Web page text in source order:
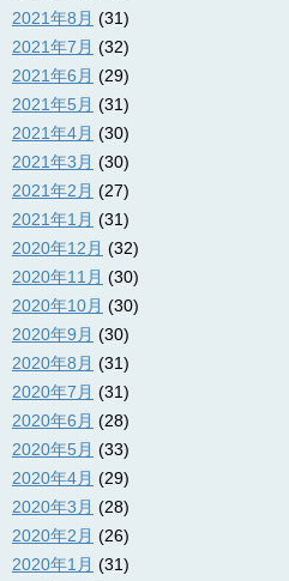
2021年8月 (31)
2021年7月 (32)
2021年6月 (29)
2021年5月 (31)
2021年4月 (30)
2021年3月 (30)
2021年2月 (27)
2021年1月 (31)
2020年12月 (32)
2020年11月 (30)
2020年10月 (30)
2020年9月 (30)
2020年8月 (31)
2020年7月 (31)
2020年6月 (28)
2020年5月 (33)
2020年4月 (29)
2020年3月 (28)
2020年2月 (26)
2020年1月 (31)